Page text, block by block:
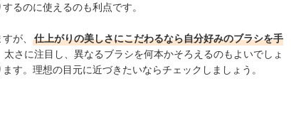
るのに使えるのも利点です。
が、
仕上がりの美しさにこだわるなら自分好みのブラシを手
さに注目し、異なるブラシを何本かそろえるのもよいでしょ
ます。理想の目元に近づきたいならチェックしましょう。